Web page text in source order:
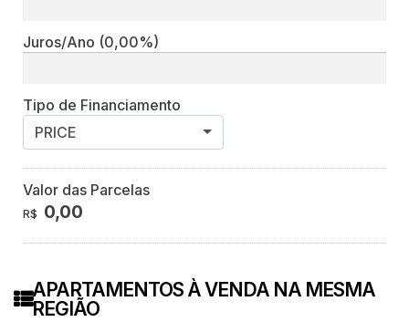
Juros/Ano (0,00%)
Tipo de Financiamento
PRICE
Valor das Parcelas
R$ 0,00
APARTAMENTOS À VENDA NA MESMA
REGIÃO